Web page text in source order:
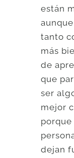
están
tanto
más
de
que
ser
mejor
dejan